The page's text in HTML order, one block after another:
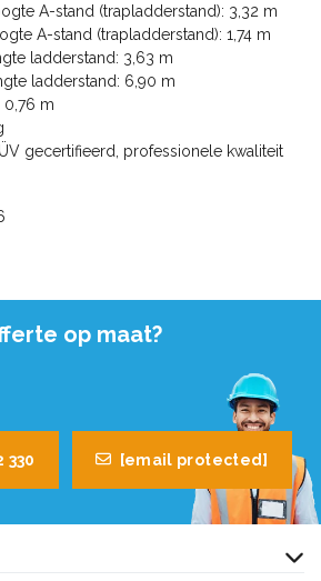
A-stand (trapladderstand): 3,32 m
A-stand (trapladderstand): 1,74 m
ladderstand: 3,63 m
ladderstand: 6,90 m
0,76 m
gecertifieerd, professionele kwaliteit
op maat?
330 [email protected]